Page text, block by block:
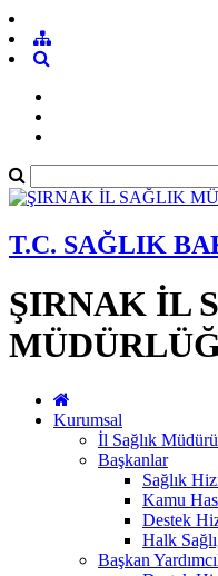
T.C. SAĞLIK
ŞIRNAK İL
Kurumsal
İl Sağlık Müdürü
Başkanlar
Sağlık
Kamu
Destek
Halk
Başkan